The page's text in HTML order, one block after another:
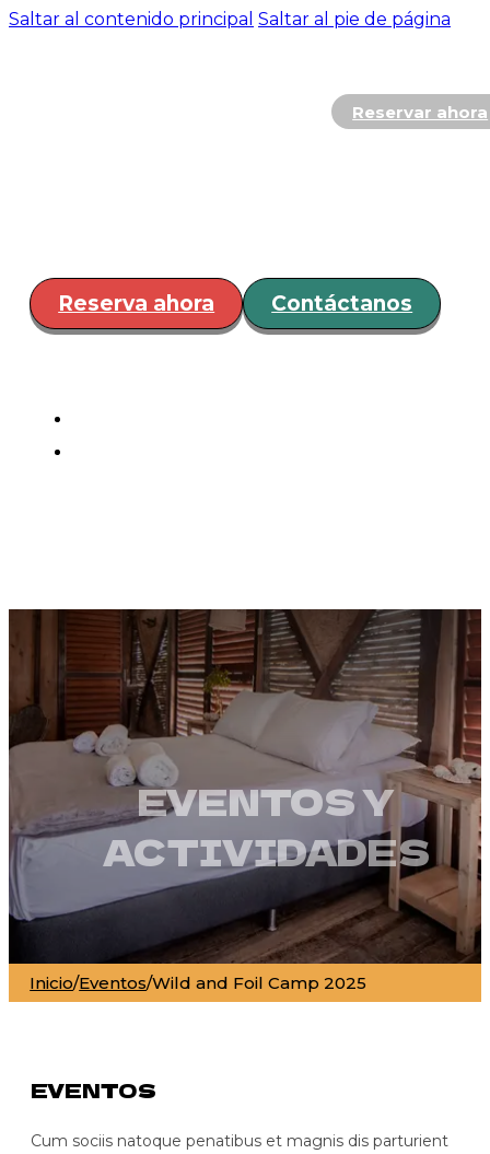
Saltar al contenido principal Saltar al pie de página
Reservar ahora
Restaurante y
Reserva ahora Contáctanos
EVENTOS Y
ACTIVIDADES
Inicio/Eventos/Wild and Foil Camp 2025
EVENTOS
Cum sociis natoque penatibus et magnis dis parturient